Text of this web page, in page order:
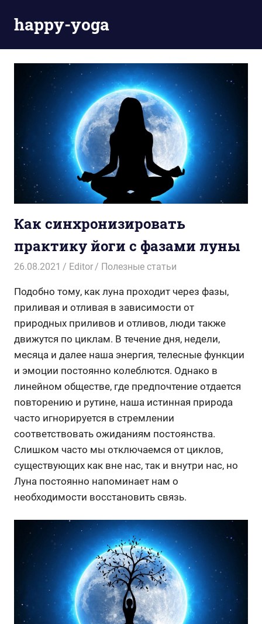
перейти
к
содержимому
happy-yoga
WordPress
Как синхронизировать
практику йоги с фазами луны
26.08.2021 Editor Полезные статьи
Подобно тому, как луна проходит через фазы,
приливая и отливая в зависимости от
природных приливов и отливов, люди также
движутся по циклам. В течение дня, недели,
месяца и далее наша энергия, телесные функции
и эмоции постоянно колеблются. Однако в
линейном обществе, где предпочтение отдается
повторению и рутине, наша истинная природа
часто игнорируется в стремлении
соответствовать ожиданиям постоянства.
Слишком часто мы отключаемся от циклов,
существующих как вне нас, так и внутри нас, но
Луна постоянно напоминает нам о
необходимости восстановить связь.